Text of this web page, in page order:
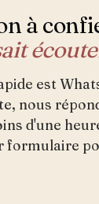
à
est
nous
d'une
formulaire